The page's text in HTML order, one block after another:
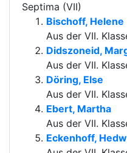
Septima (VII)
Bischoff, Helene
Aus der VII.
Didszoneid,
Aus der VII.
Döring, Else
Aus der VII.
Ebert, Martha
Aus der VII.
Eckenhoff,